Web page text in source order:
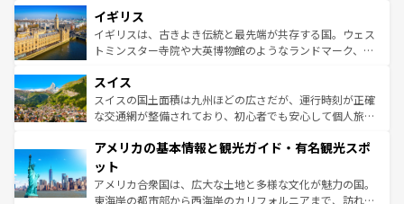
いる。シャンパンの発祥地であるランス、プロヴァンスの
香り高いラベンダー畑など、多彩な楽しみ方が可能だ。さ
らに、パリ以外の地域にも魅力が溢れており、どの街角に
れる地方に足を運ぶとそれぞれで全く異なる文化を体験で
きるだろう。 なお、新着のフランス情報はコンテンツ一覧
を参照してほしい。
顔を持つこの国は、どこを歩いても飽きることがない。ベ
ルリンの文化的活気、バイエルン州のアルプスの絶景、そ
してライン川沿いのワイン畑といった風景は必見。ビール
は、お酒好きな人にはぜひ体験してほしい。 なお、新着の
ドイツ情報はコンテンツ一覧を参照してほしい。
イギリス
イギリスは、古きよき伝統と最先端が共存する国。ウェス
トミンスター寺院や大英博物館のようなランドマーク、歴
リアごとに異なる魅力がある。また、優雅なアフタヌーン
ティー、ビール好きにはたまらない英国パブ、サッカー観
戦など、本場だからこそできる体験も豊富。イギリスを旅
ンツ一覧を参照してほしい。
スイス
スイスの国土面積は九州ほどの広さだが、運行時刻が正確
な交通網が整備されており、初心者でも安心して個人旅行
の建物がそのまま残る町や、スイスならではのユニークな
博物館もあり、アルプス観光だけでなく町歩きも満喫する
ことができる。国民の所得が高いため物価も高いが、旅行
者向けの交通パス提供のサービスもあり、うまく活用すれ
アメリカの基本情報と観光ガイド・有名観光スポ
ット
アメリカ合衆国は、広大な土地と多様な文化が魅力の国。
東海岸の都市部から西海岸のカリフォルニアまで、訪れる